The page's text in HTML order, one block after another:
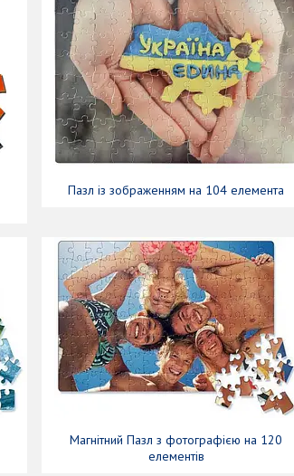
Пазл із зображенням на 104 елемента
Магнітний Пазл з фотографією на 120
елементів